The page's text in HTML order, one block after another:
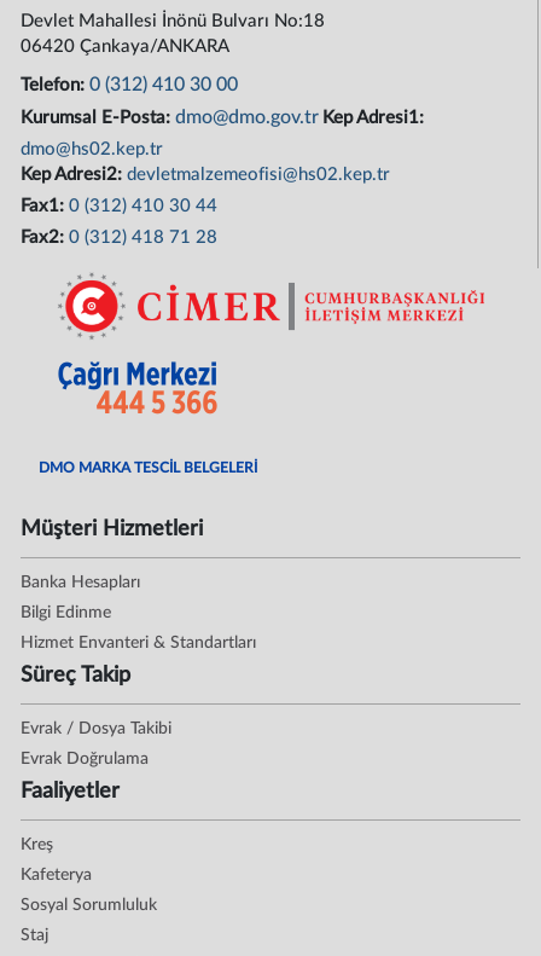
Devlet Mahallesi İnönü Bulvarı No:18
06420 Çankaya/ANKARA
Telefon:0 (312) 410 30 00
Kurumsal E-Posta:dmo@dmo.gov.tr Kep Adresi1:
dmo@hs02.kep.tr
Kep Adresi2:devletmalzemeofisi@hs02.kep.tr
Fax1:0 (312) 410 30 44
Fax2:0 (312) 418 71 28
DMO MARKA TESCİL BELGELERİ
Müşteri Hizmetleri
Banka Hesapları
Bilgi Edinme
Hizmet Envanteri & Standartları
Süreç Takip
Evrak / Dosya Takibi
Evrak Doğrulama
Faaliyetler
Kreş
Kafeterya
Sosyal Sorumluluk
Staj